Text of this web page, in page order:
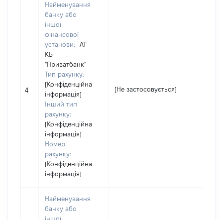
4
Найменування
банку або
іншої
фінансової
установи:
АТ
КБ
"Приватбанк"
Тип рахунку:
[Конфіденційна
інформація]
Інший тип
рахунку:
[Конфіденційна
інформація]
Номер
рахунку:
[Конфіденційна
інформація]
[Не застосовується]
Найменування
банку або
іншої